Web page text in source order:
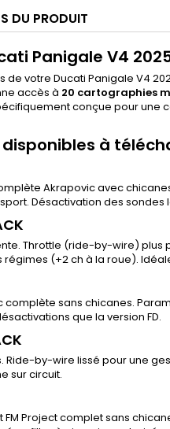
DU PRODUIT
Panigale V4
de votre Ducati Panigale V4
accès à 20 cartographies
conçue pour une
à
Akrapovic avec
Désactivation des
Throttle (ride-by-wire) plus
(+2 ch à la roue).
complète sans chicanes.
que la version FD.
Ride-by-wire lissé pour une
sur circuit.
Project complet sans